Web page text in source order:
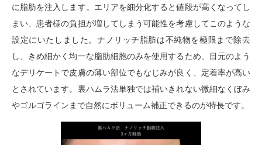
に脂肪を注入します。エリアを細分化すると値段が高くなってし
まい、患者様の負担が増してしまう可能性を考慮してこのような
設定にいたしました。ナノリッチ脂肪は不純物を極限まで除去
し、きめ細かく均一な脂肪細胞のみを使用するため、目元のよう
なデリケートで皮膚の薄い部位でもなじみが良く、定着率が高い
とされています。裏ハムラ法単独では補いきれない微細なくぼみ
やゴルゴラインまで自然にボリューム補正できるのが特長です。